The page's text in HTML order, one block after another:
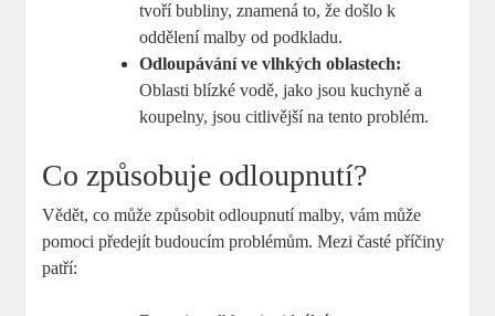
tvoří bubliny, znamená to, že došlo k
oddělení malby od podkladu.
Odloupávání ve vlhkých oblastech:
Oblasti blízké vodě, jako jsou kuchyně a
koupelny, jsou citlivější na tento problém.
Co způsobuje odloupnutí?
Vědět, co může způsobit odloupnutí malby, vám může
pomoci předejít budoucím problémům. Mezi časté příčiny
patří: